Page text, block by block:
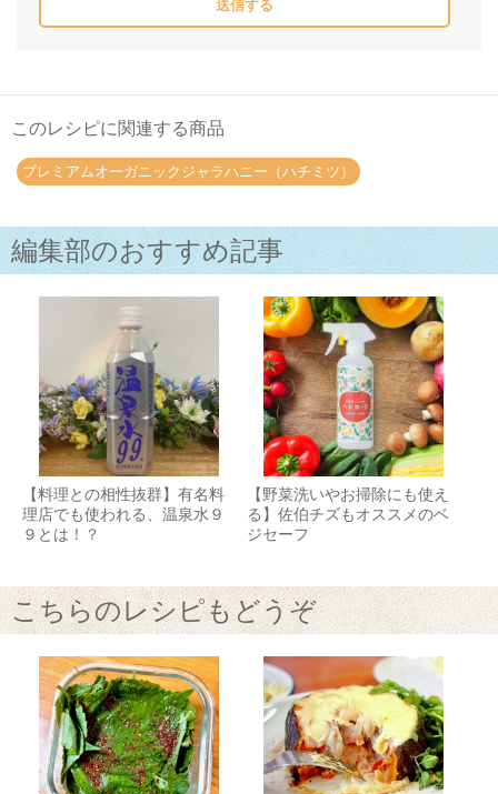
このレシピに関連する商品
プレミアムオーガニックジャラハニー（ハチミツ）
編集部のおすすめ記事
【料理との相性抜群】有名料
理店でも使われる、温泉水９
９とは！？
【野菜洗いやお掃除にも使え
る】佐伯チズもオススメのベ
ジセーフ
こちらのレシピもどうぞ